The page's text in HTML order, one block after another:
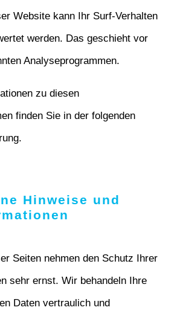
Website kann Ihr Surf-Verhalten
werden. Das geschieht vor
Analyseprogrammen.
zu diesen
finden Sie in der folgenden
Hinweise und
Seiten nehmen den Schutz Ihrer
sehr ernst. Wir behandeln Ihre
Daten vertraulich und